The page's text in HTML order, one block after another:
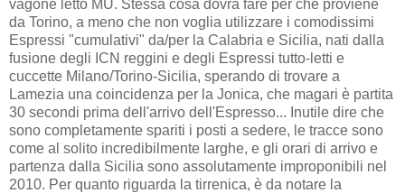
vagone letto MU. Stessa cosa dovrà fare per che proviene
da Torino, a meno che non voglia utilizzare i comodissimi
Espressi "cumulativi" da/per la Calabria e Sicilia, nati dalla
fusione degli ICN reggini e degli Espressi tutto-letti e
cuccette Milano/Torino-Sicilia, sperando di trovare a
Lamezia una coincidenza per la Jonica, che magari è partita
30 secondi prima dell'arrivo dell'Espresso... Inutile dire che
sono completamente spariti i posti a sedere, le tracce sono
come al solito incredibilmente larghe, e gli orari di arrivo e
partenza dalla Sicilia sono assolutamente improponibili nel
2010. Per quanto riguarda la tirrenica, è da notare la